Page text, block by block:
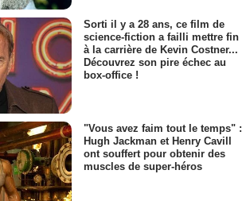
Sorti il y a 28 ans, ce film de
science-fiction a failli mettre fin
à la carrière de Kevin Costner...
Découvrez son pire échec au
box-office !
"Vous avez faim tout le temps" :
Hugh Jackman et Henry Cavill
ont souffert pour obtenir des
muscles de super-héros